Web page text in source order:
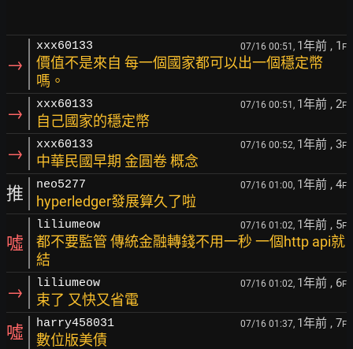
→
xxx60133 07/16 00:51, 1年前 , 1 F
價值不是來自 每一個國家都可以出一個穩定幣
嗎。
→ xxx60133 07/16 00:51, 1年前 , 2F
自己國家的穩定幣
→ xxx60133 07/16 00:52, 1年前 , 3F
中華民國早期 金圓卷 概念
推 neo5277 07/16 01:00, 1年前 , 4F
hyperledger發展算久了啦
噓
liliumeow 07/16 01:02, 1年前 , 5F
都不要監管 傳統金融轉錢不用一秒 一個http api就
結
→ liliumeow 07/16 01:02, 1年前 , 6F
束了 又快又省電
噓 harry458031 07/16 01:37, 1年前 , 7F
數位版美債